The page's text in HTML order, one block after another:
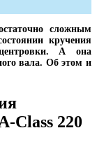
сложным
кручения
А она
вала. Об этом и
Class 220